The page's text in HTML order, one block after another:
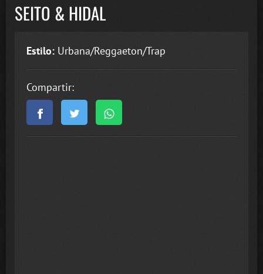
SEITO & HIDAL
Estilo: Urbana/Reggaeton/Trap
Compartir: